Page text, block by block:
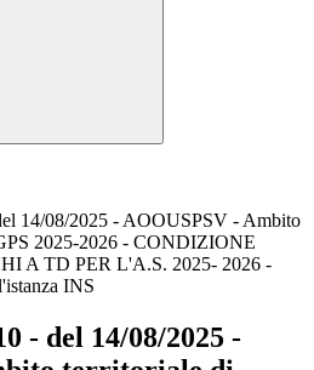
14/08/2025 - AOOUSPSV - Ambito
2025-2026 - CONDIZIONE
A TD PER L'A.S. 2025- 2026 -
INS
- del 14/08/2025 -